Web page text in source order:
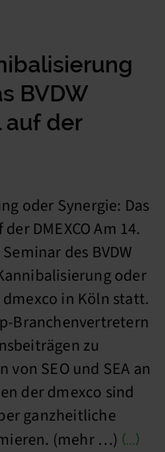
BVDW
auf der
oder Synergie: Das
DMEXCO Am 14.
des BVDW
oder
in Köln statt.
Branchenvertretern
zu
SEO und SEA an
der dmexco sind
ganzheitliche
(mehr …) (...)